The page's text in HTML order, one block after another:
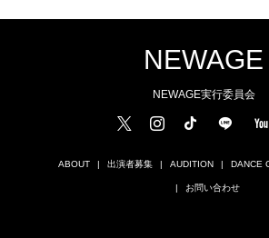
NEWAGE
NEWAGE実行委員会
ABOUT 出演者募集 AUDITION DANCE
お問い合わせ